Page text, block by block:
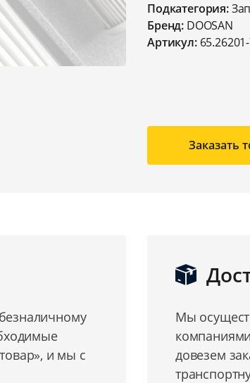
Подкатегория:
Бренд: DOOSAN
Артикул:
Заказать
и мы с
Мы
довезем